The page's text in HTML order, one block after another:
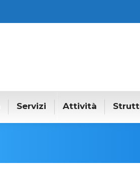
Servizi Attività